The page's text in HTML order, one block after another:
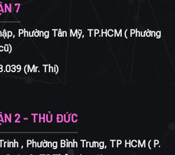
7
Phường Tân Mỹ, TP.HCM ( Phường
(Mr. Thi)
2 - THỦ ĐỨC
, Phường Bình Trưng, TP HCM ( P.